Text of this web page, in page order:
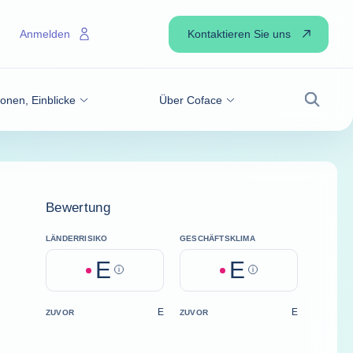
Einblicke Über Coface
Suche
Anmelden Kontaktieren Sie uns
Bewertung
LÄNDERRISIKO
E Help
GESCHÄFTSKLIMA
E Help
ZUVOR E ZUVOR E